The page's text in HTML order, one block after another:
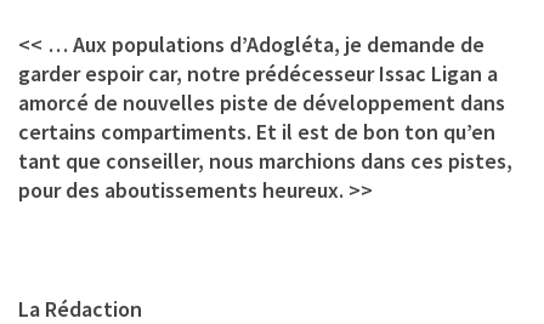
<< … Aux populations d’Adogléta, je demande de
garder espoir car, notre prédécesseur Issac Ligan a
amorcé de nouvelles piste de développement dans
certains compartiments. Et il est de bon ton qu’en
tant que conseiller, nous marchions dans ces pistes,
pour des aboutissements heureux. >>
La Rédaction